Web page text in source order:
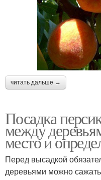
читать дальше →
Посадка
между
место и
Перед высадкой
деревьями можно